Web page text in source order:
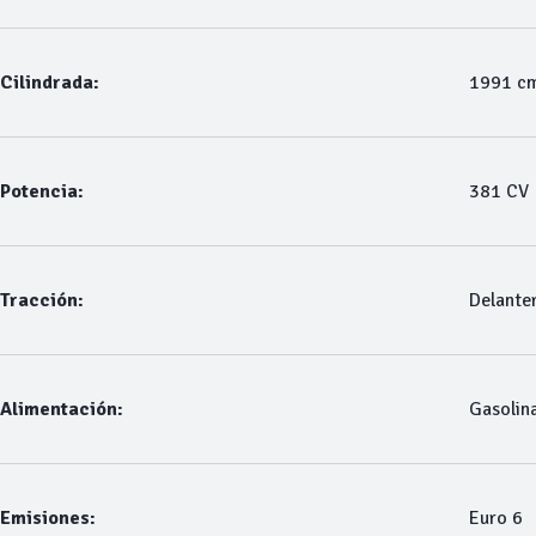
Cilindrada: 1991
Potencia: 381 CV
Tracción:
Alimentación:
Emisiones: Euro 6